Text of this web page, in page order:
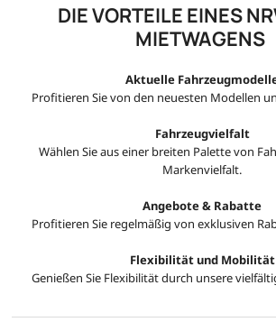
DIE VORTEILE EINES
MIETWAGENS
Aktuelle
Profitieren Sie von den neuesten Modellen
Fahrzeugvielfalt
Wählen Sie aus einer breiten Palette von
Markenvielfalt.
Angebote & Rabatte
Profitieren Sie regelmäßig von exklusiven
Flexibilität und Mobilität
Genießen Sie Flexibilität durch unsere